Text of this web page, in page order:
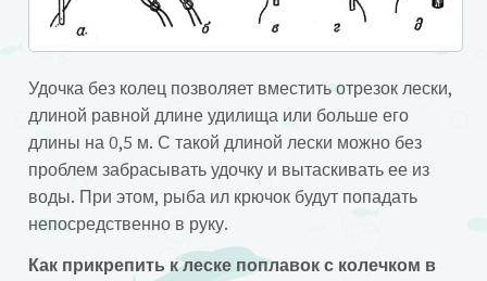
Удочка без колец позволяет вместить отрезок лески,
длиной равной длине удилища или больше его
длины на 0,5 м. С такой длиной лески можно без
проблем забрасывать удочку и вытаскивать ее из
воды. При этом, рыба ил крючок будут попадать
непосредственно в руку.
Как прикрепить к леске поплавок с колечком в